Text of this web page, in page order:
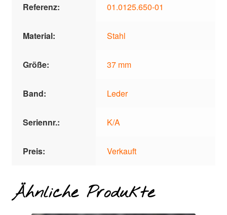
Referenz: 01.0125.650-01
Material: Stahl
Größe: 37 mm
Band: Leder
Seriennr.: K/A
Preis: Verkauft
Ähnliche Produkte